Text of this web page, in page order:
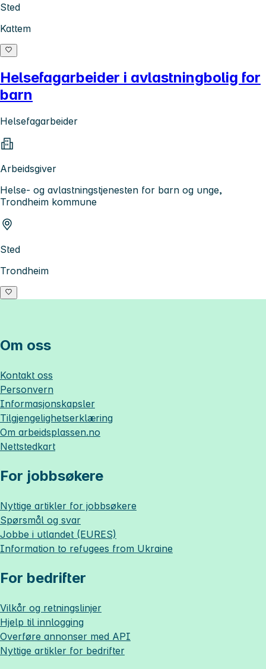
Sted
Kattem
Helsefagarbeider i avlastningbolig for
barn
Helsefagarbeider
Arbeidsgiver
Helse- og avlastningstjenesten for barn og unge,
Trondheim kommune
Sted
Trondheim
Om oss
Kontakt oss
Personvern
Informasjonskapsler
Tilgjengelighetserklæring
Om arbeidsplassen.no
Nettstedkart
For jobbsøkere
Nyttige artikler for jobbsøkere
Spørsmål og svar
Jobbe i utlandet (EURES)
Information to refugees from Ukraine
For bedrifter
Vilkår og retningslinjer
Hjelp til innlogging
Overføre annonser med API
Nyttige artikler for bedrifter